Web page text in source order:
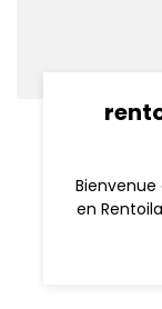
Bienvenue
en